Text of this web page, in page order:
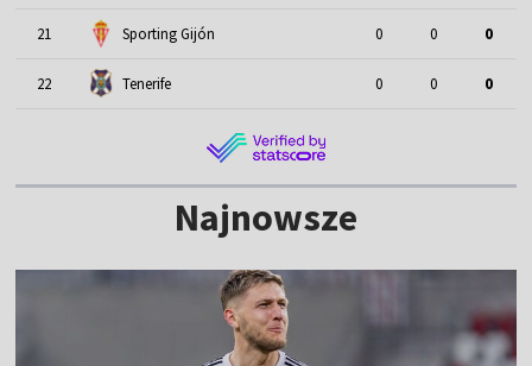
21 Sporting Gijón 0 0 0
22 Tenerife 0 0 0
Najnowsze